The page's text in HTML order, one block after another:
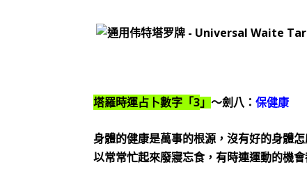
塔羅時運占卜數字「3 」～劍八：保健康
身體的健康是萬事的根源，沒有好的身體
以常常忙起來廢寢忘食，有時連運動的機